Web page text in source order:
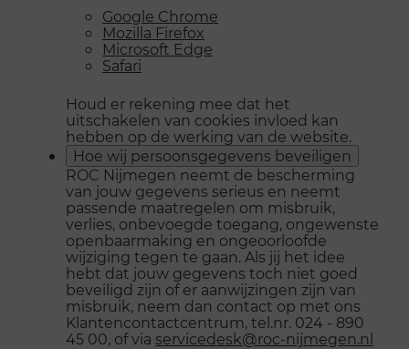
Google Chrome
Mozilla Firefox
Microsoft Edge
Safari
Houd er rekening mee dat het
uitschakelen van cookies invloed kan
hebben op de werking van de website.
Hoe wij persoonsgegevens beveiligen
ROC Nijmegen neemt de bescherming
van jouw gegevens serieus en neemt
passende maatregelen om misbruik,
verlies, onbevoegde toegang, ongewenste
openbaarmaking en ongeoorloofde
wijziging tegen te gaan. Als jij het idee
hebt dat jouw gegevens toch niet goed
beveiligd zijn of er aanwijzingen zijn van
misbruik, neem dan contact op met ons
Klantencontactcentrum, tel.nr. 024 - 890
45 00, of via servicedesk@roc-nijmegen.nl